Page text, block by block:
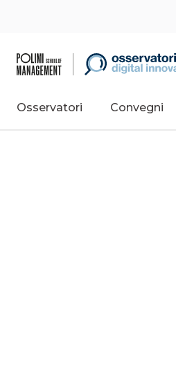
Osservatori Convegni